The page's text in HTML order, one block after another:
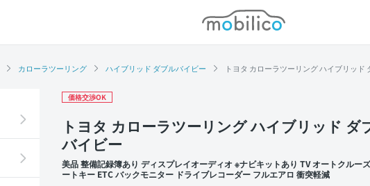
モビリコ
カローラツーリング ハイブリッド ダブルバイビー トヨタ カローラツーリング ハイブリッ
価格交渉OK
トヨタ カローラツーリング ハイブリッド ダ
バイビー
美品 整備記録簿あり ディスプレイオーディオ ※ナビキットあり TV オートクルー
ートキー ETC バックモニター ドライブレコーダー フルエアロ 衝突軽減
外装 左前